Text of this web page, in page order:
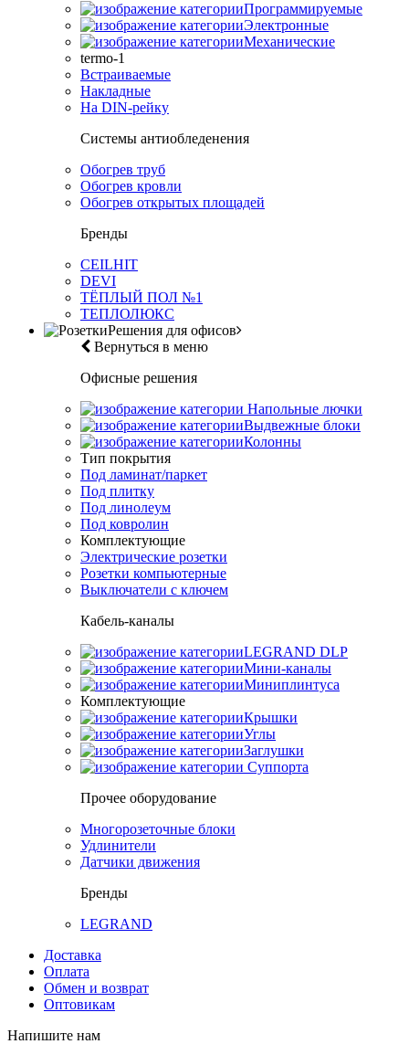
Программируемые
Электронные
Механические
termo-1
Встраиваемые
Накладные
На DIN-рейку
Системы антиобледенения
Обогрев труб
Обогрев кровли
Обогрев открытых площадей
Бренды
CEILHIT
DEVI
ТЁПЛЫЙ ПОЛ №1
ТЕПЛОЛЮКС
Решения для офисов
Вернуться в меню
Офисные решения
Напольные лючки
Выдвежные блоки
Колонны
Тип покрытия
Под ламинат/паркет
Под плитку
Под линолеум
Под ковролин
Комплектующие
Электрические розетки
Розетки компьютерные
Выключатели с ключем
Кабель-каналы
LEGRAND DLP
Мини-каналы
Миниплинтуса
Комплектующие
Крышки
Углы
Заглушки
Суппорта
Прочее оборудование
Многорозеточные блоки
Удлинители
Датчики движения
Бренды
LEGRAND
Доставка
Оплата
Обмен и возврат
Оптовикам
Напишите нам